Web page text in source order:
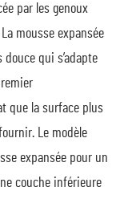
par les genoux
mousse expansée
qui s’adapte
que la surface plus
Le modèle
expansée pour un
couche inférieure